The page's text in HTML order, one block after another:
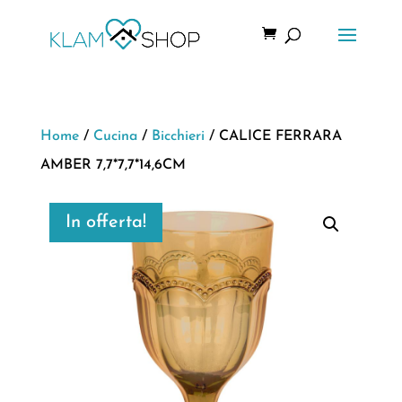
Home/ Cucina/ Bicchieri / CALICE FERRARA
AMBER 7,7*7,7*14,6CM
In offerta!